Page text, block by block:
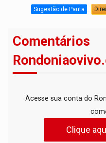
Sugestão de Pauta
Comentários
Acesse sua conta do
Clique